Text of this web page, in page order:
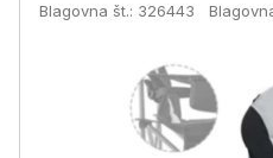
Blagovna št.: 326443